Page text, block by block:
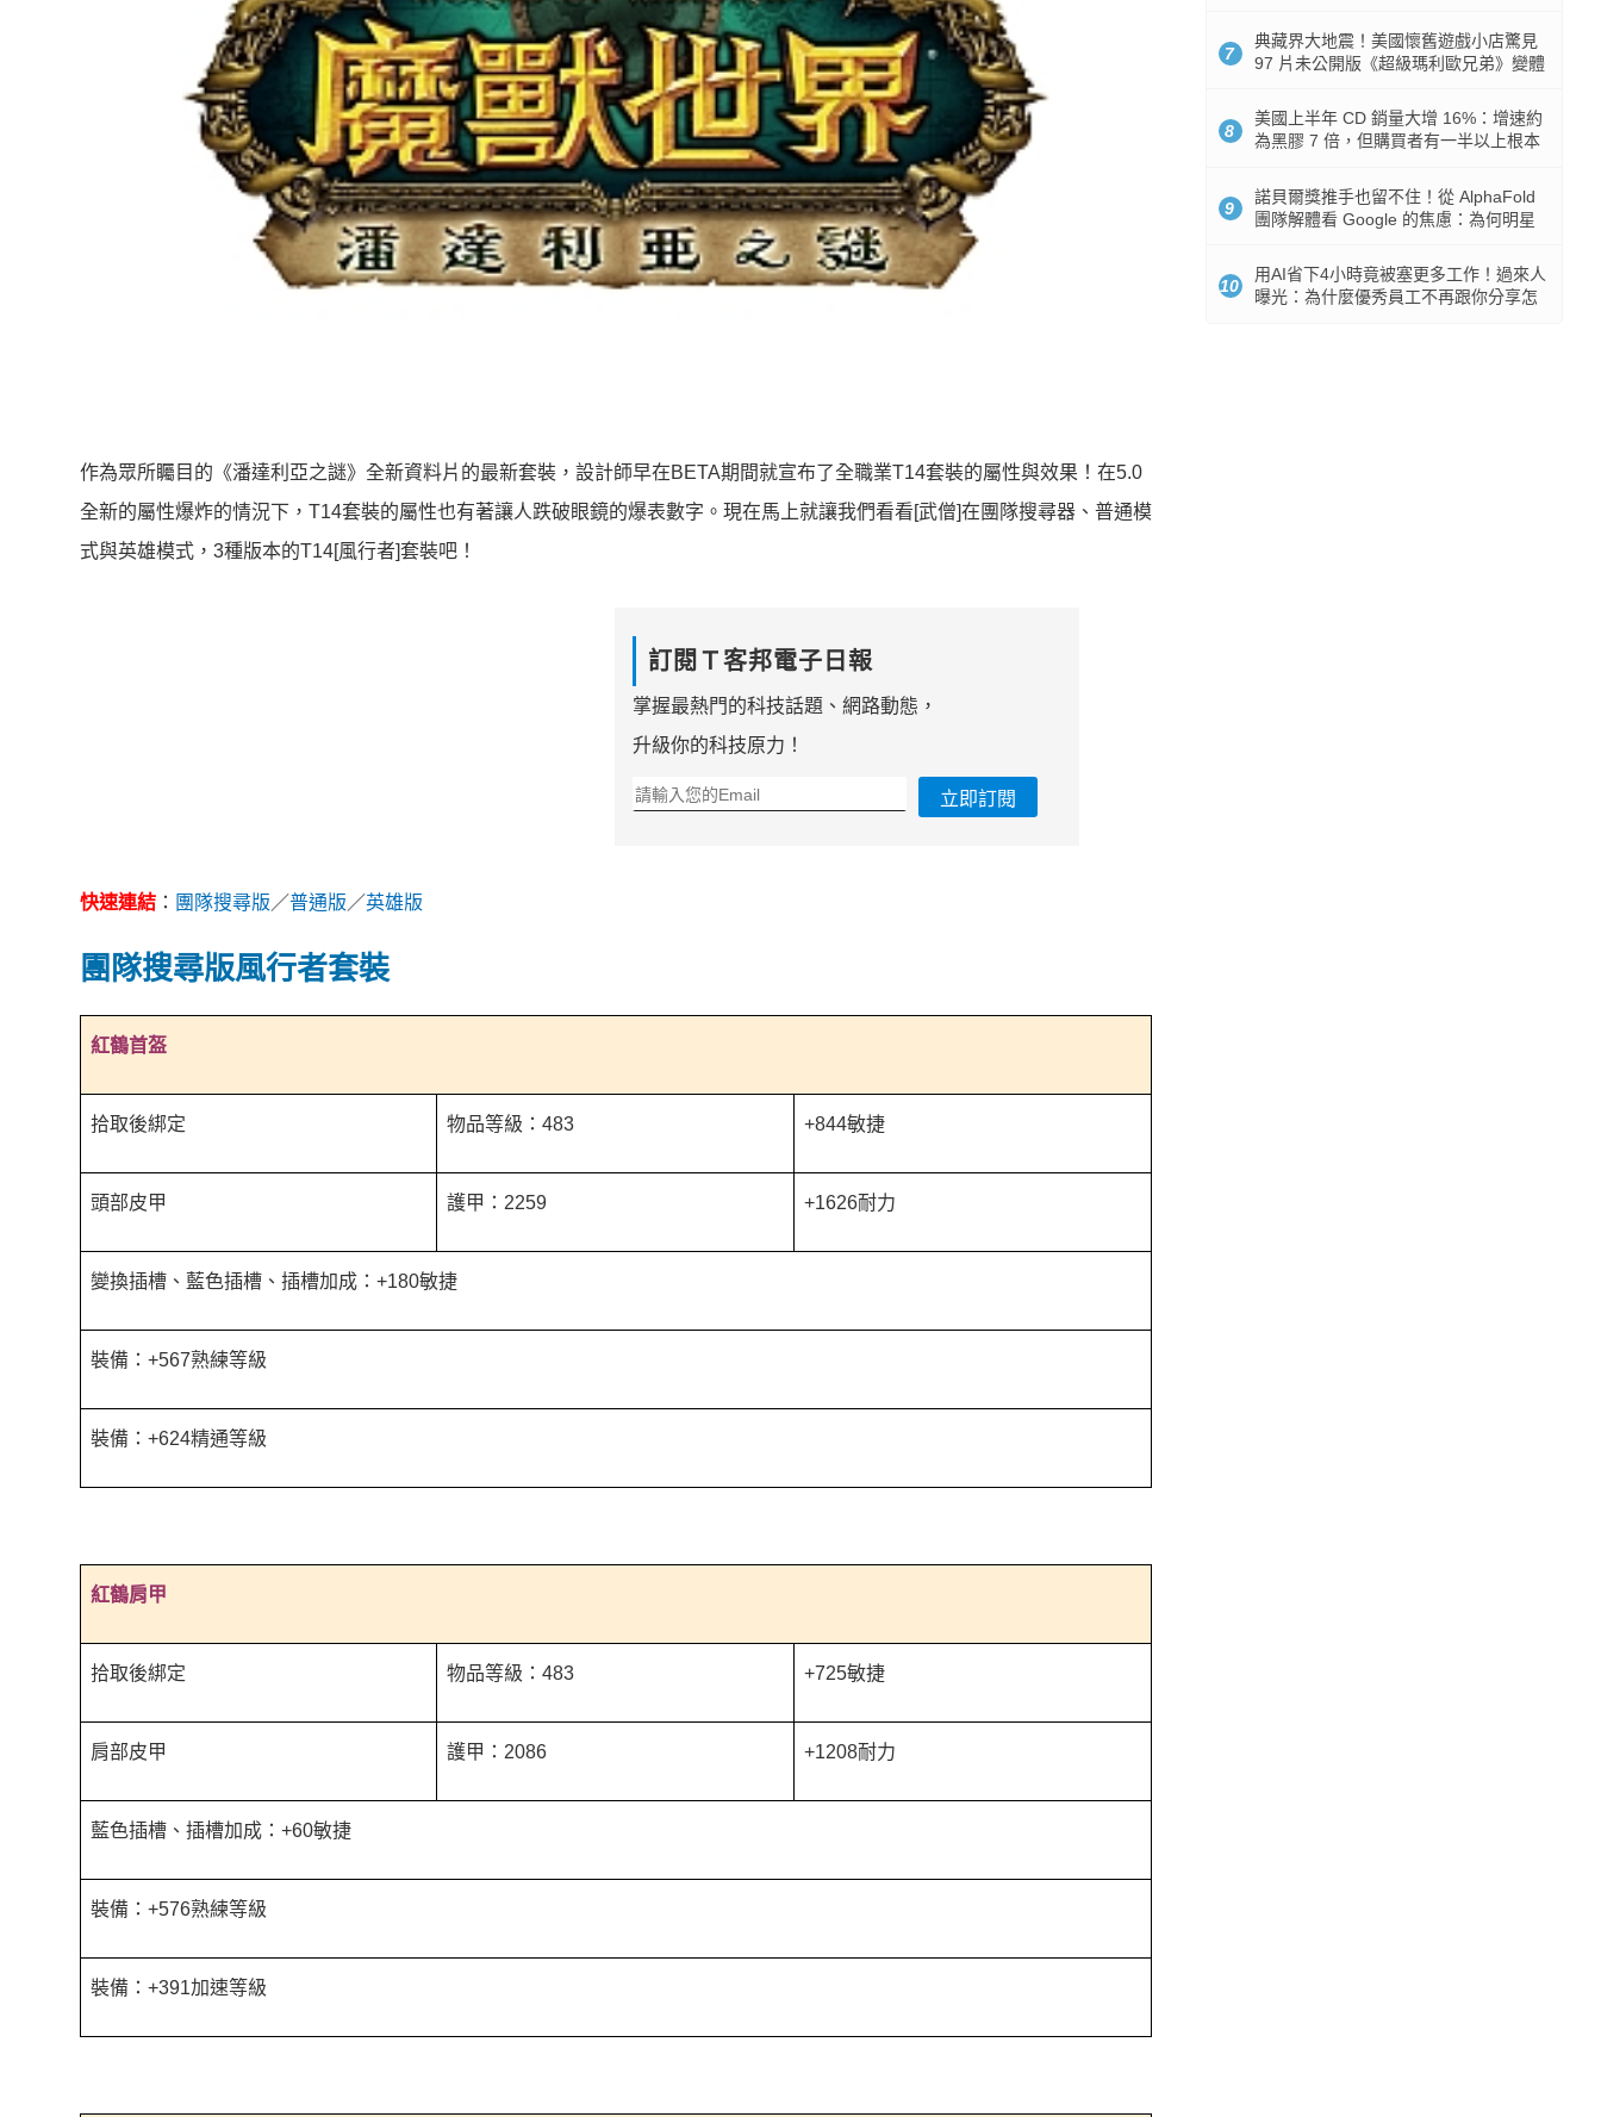
作為眾所矚目的《潘達利亞之謎》全新資料片的最新套裝，設計師早在BETA期間就宣布了全職業T14套裝的屬性與效果！在5.0
全新的屬性爆炸的情況下，T14套裝的屬性也有著讓人跌破眼鏡的爆表數字。現在馬上就讓我們看看[武僧]在團隊搜尋器、普通模
式與英雄模式，3種版本的T14[風行者]套裝吧！
訂閱Ｔ客邦電子日報
掌握最熱門的科技話題、網路動態，
升級你的科技原力！
立即訂閱
快速連結 ： 團隊搜尋版 ／普通版 ／英雄版
團隊搜尋版風行者套裝
紅鶴首盔
拾取後綁定 物品等級：483 +844敏捷
頭部皮甲 護甲：2259 +1626耐力
變換插槽、藍色插槽、插槽加成：+180敏捷
裝備：+567熟練等級
裝備：+624精通等級
紅鶴肩甲
拾取後綁定 物品等級：483 +725敏捷
肩部皮甲 護甲：2086 +1208耐力
藍色插槽、插槽加成：+60敏捷
裝備：+576熟練等級
裝備：+391加速等級
7
典藏界大地震！美國懷舊遊戲小店驚見
97 片未公開版《超級瑪利歐兄弟》變體
8
美國上半年 CD 銷量大增 16%：增速約
為黑膠 7 倍，但購買者有一半以上根本
9
諾貝爾獎推手也留不住！從 AlphaFold
團隊解體看 Google 的焦慮：為何明星
10
用AI省下4小時竟被塞更多工作！過來人
曝光：為什麼優秀員工不再跟你分享怎